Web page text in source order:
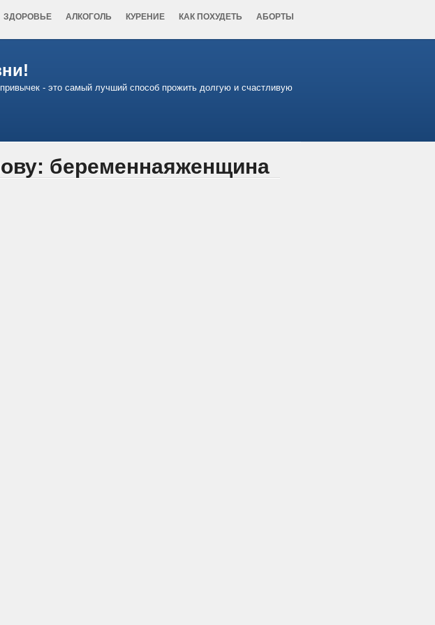
ЗДОРОВЬЕ АЛКОГОЛЬ КУРЕНИЕ КАК ПОХУДЕТЬ АБОРТЫ
- это самый лучший способ прожить долгую и счастливую
беременнаяженщина